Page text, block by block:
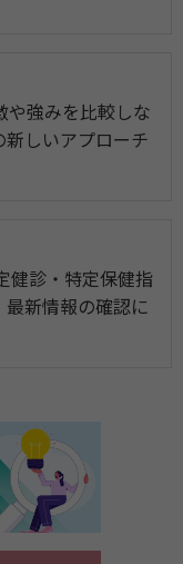
や強みを比較しな
新しいアプローチ
健診・特定保健指
最新情報の確認に